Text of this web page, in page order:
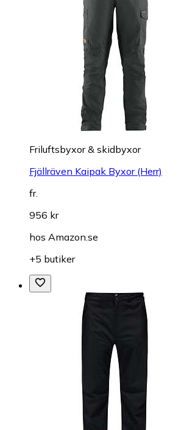
Friluftsbyxor & skidbyxor
Fjällräven Kaipak Byxor (Herr)
fr.
956 kr
hos Amazon.se
+5 butiker